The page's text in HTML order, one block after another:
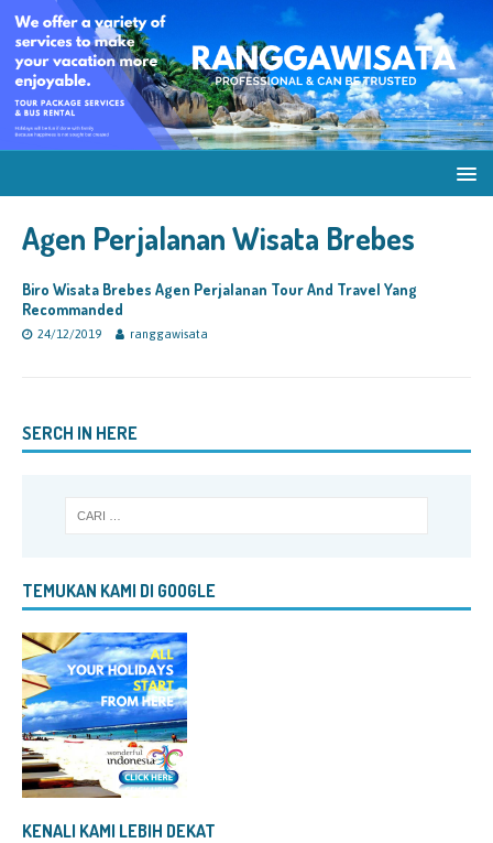
Agen Perjalanan Wisata Brebes
Biro Wisata Brebes Agen Perjalanan Tour And Travel Yang
Recommanded
24/12/2019 ranggawisata
SERCH IN HERE
TEMUKAN KAMI DI GOOGLE
KENALI KAMI LEBIH DEKAT